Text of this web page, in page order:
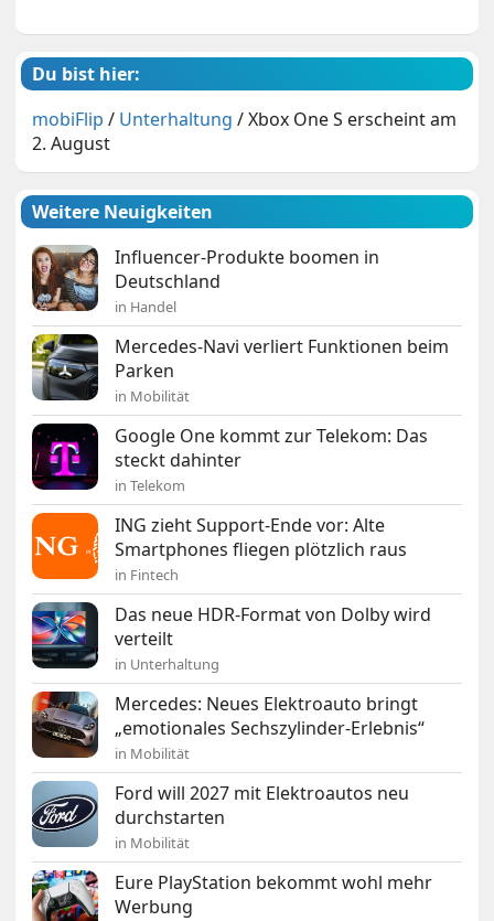
Du bist hier:
mobiFlip / Unterhaltung /Xbox One S erscheint am
2. August
Weitere Neuigkeiten
Influencer-Produkte boomen in
Deutschland
in Handel
Mercedes-Navi verliert Funktionen beim
Parken
in Mobilität
Google One kommt zur Telekom: Das
steckt dahinter
in Telekom
ING zieht Support-Ende vor: Alte
Smartphones fliegen plötzlich raus
in Fintech
Das neue HDR-Format von Dolby wird
verteilt
in Unterhaltung
Mercedes: Neues Elektroauto bringt
„emotionales Sechszylinder-Erlebnis“
in Mobilität
Ford will 2027 mit Elektroautos neu
durchstarten
in Mobilität
Eure PlayStation bekommt wohl mehr
Werbung